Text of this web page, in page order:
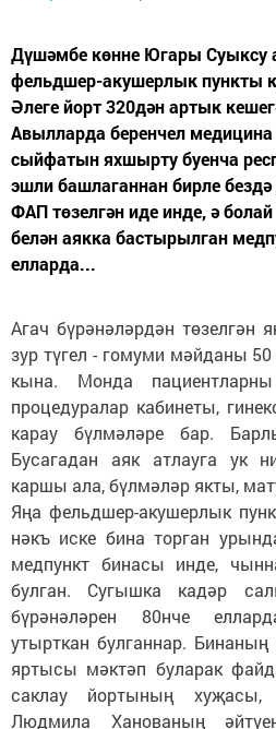
Дүшәмбе көнне Югары Суыксу
фельдшер-акушерлык пункты
Әлеге йорт 320дән артык
Авылларда беренчел медицина
сыйфатын яхшырту буенча
эшли башлаганнан бирле
ФАП төзелгән иде инде, ә
белән аякка бастырылган
елларда...
Агач бүрәнәләрдән төзелгән
зур түгел - гомуми мәйданы
кына. Монда
процедуралар кабинеты,
карау бүлмәләре бар.
Бусагадан аяк атлауга ук
каршы ала, бүлмәләр якты,
Яңа фельдшер-акушерлык
нәкъ иске бина торган
медпункт бинасы инде,
булган. Сугышка кадәр
бүрәнәләрен 80нче
утырткан булганнар.
яртысы мәктәп буларак
саклау йортының
Людмила Ханованың